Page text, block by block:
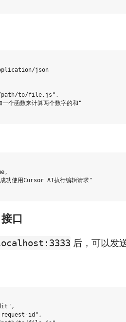
json
to/file.js",
个函数来计算两个数字的和"
功使用Cursor AI执行编辑请求"
口
后，可以发
id",